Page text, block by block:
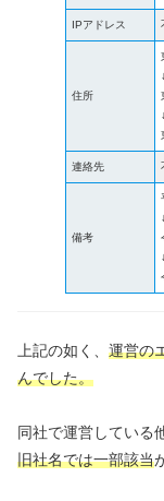
IPアドレス
住所
↓
↓
連絡先
備考
↓
↓
上記の如く、 運営の
んでした。
同社で運営している
旧社名では一部該当